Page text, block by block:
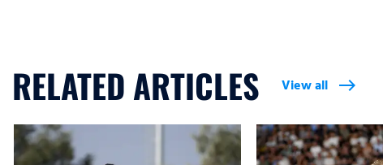
RELATED ARTICLES View all east